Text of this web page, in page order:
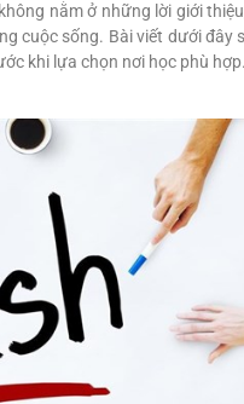
nằm ở những lời giới
cuộc sống. Bài viết dưới đây
khi lựa chọn nơi học phù hợp.